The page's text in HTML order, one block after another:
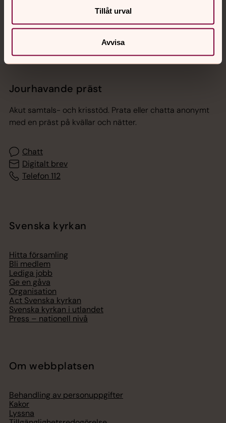
Tillåt urval
Avvisa
Jourhavande präst
Akut samtals- och krisstöd. Prata eller chatta anonymt
med en präst på kvällar och nätter.
Chatt
Digitalt brev
Telefon 112
Svenska kyrkan
Hitta församling
Bli medlem
Lediga jobb
Ge en gåva
Organisation
Act Svenska kyrkan
Svenska kyrkan i utlandet
Press – nationell nivå
Om webbplatsen
Behandling av personuppgifter
Kakor
Lyssna